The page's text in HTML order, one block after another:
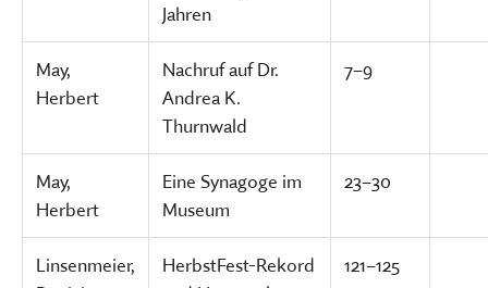
Jahren
May,
Herbert
Nachruf auf Dr.
Andrea K.
Thurnwald
7–9
May,
Herbert
Eine Synagoge im
Museum
23–30
Linsenmeier,
HerbstFest-Rekord
121–125